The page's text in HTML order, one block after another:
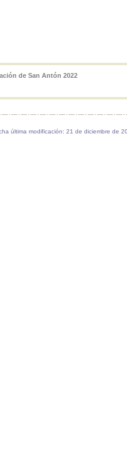
de San Antón 2022
última modificación: 21 de diciembre de